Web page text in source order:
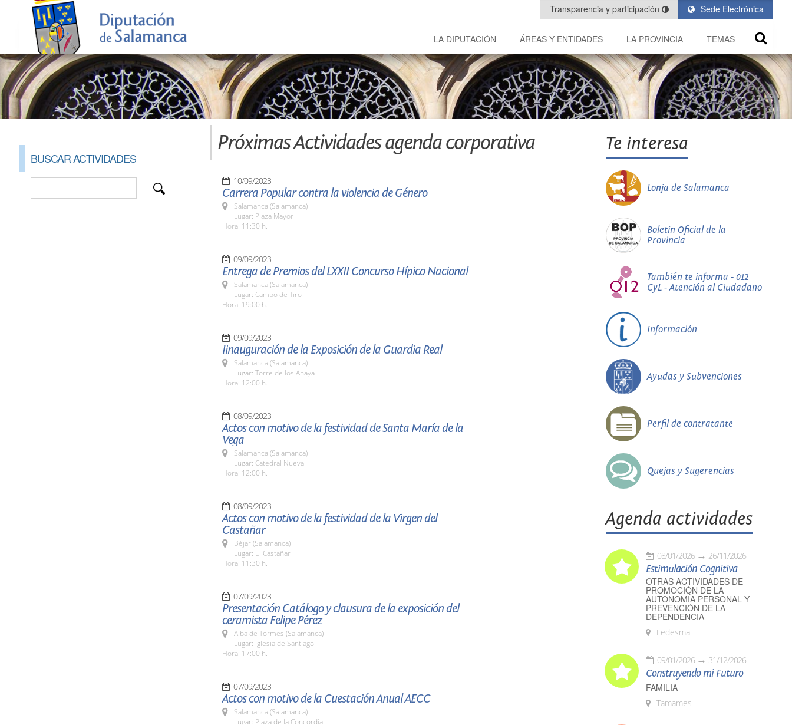
Sede Electrónica
Transparencia y participación
LA DIPUTACIÓN ÁREAS Y ENTIDADES LA PROVINCIA TEMAS
BUSCAR ACTIVIDADES
Próximas Actividades agenda corporativa
10/09/2023
Carrera Popular contra la violencia de Género
Salamanca (Salamanca)
Lugar: Plaza Mayor
Hora: 11:30 h.
09/09/2023
Entrega de Premios del LXXII Concurso Hípico Nacional
Salamanca (Salamanca)
Lugar: Campo de Tiro
Hora: 19:00 h.
09/09/2023
Iinauguración de la Exposición de la Guardia Real
Salamanca (Salamanca)
Lugar: Torre de los Anaya
Hora: 12:00 h.
08/09/2023
Actos con motivo de la festividad de Santa María de la
Vega
Salamanca (Salamanca)
Lugar: Catedral Nueva
Hora: 12:00 h.
08/09/2023
Actos con motivo de la festividad de la Virgen del
Castañar
Béjar (Salamanca)
Lugar: El Castañar
Hora: 11:30 h.
07/09/2023
Presentación Catálogo y clausura de la exposición del
ceramista Felipe Pérez
Alba de Tormes (Salamanca)
Lugar: Iglesia de Santiago
Hora: 17:00 h.
07/09/2023
Actos con motivo de la Cuestación Anual AECC
Salamanca (Salamanca)
Lugar: Plaza de la Concordia
Te interesa
Lonja de Salamanca
Boletín Oficial de la
Provincia
También te informa - 012
CyL - Atención al Ciudadano
Información
Ayudas y Subvenciones
Perfil de contratante
Quejas y Sugerencias
Agenda actividades
08/01/2026 26/11/2026
Estimulación Cognitiva
OTRAS ACTIVIDADES DE
PROMOCIÓN DE LA
AUTONOMÍA PERSONAL Y
PREVENCIÓN DE LA
DEPENDENCIA
Ledesma
09/01/2026 31/12/2026
Construyendo mi Futuro
FAMILIA
Tamames